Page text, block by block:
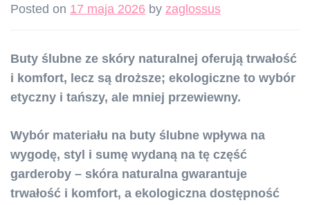
Posted on 17 maja 2026 by zaglossus
Buty ślubne ze skóry naturalnej oferują trwałość
i komfort, lecz są droższe; ekologiczne to wybór
etyczny i tańszy, ale mniej przewiewny.
Wybór materiału na buty ślubne wpływa na
wygodę, styl i sumę wydaną na tę część
garderoby – skóra naturalna gwarantuje
trwałość i komfort, a ekologiczna dostępność